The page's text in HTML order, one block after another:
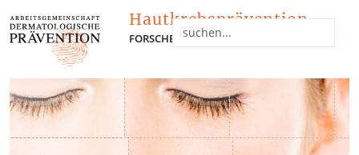
Hautkrebsprävention
FORSCHEN - INFORMIEREN - NETZWERKEN